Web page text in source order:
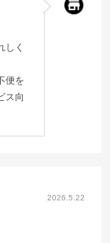
しく
便を
ス向
2026.5.22